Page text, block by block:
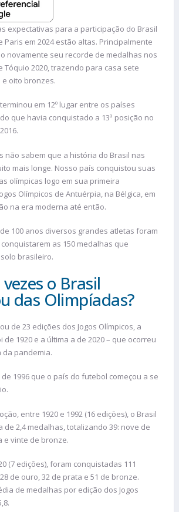
expectativas para a participação do Brasil
Paris em 2024 estão altas. Principalmente
novamente seu recorde de medalhas nos
Tóquio 2020, trazendo para casa sete
oito bronzes.
em 12º lugar entre os países
que havia conquistado a 13ª posição no
não sabem que a história do Brasil nas
mais longe. Nosso país conquistou suas
olímpicas logo em sua primeira
Olímpicos de Antuérpia, na Bélgica, em
na era moderna até então.
100 anos diversos grandes atletas foram
as 150 medalhas que
brasileiro.
o Brasil
das Olimpíadas?
de 23 edições dos Jogos Olímpicos, a
1920 e a última a de 2020 – que ocorreu
da pandemia.
1996 que o país do futebol começou a se
entre 1920 e 1992 (16 edições), o Brasil
de 2,4 medalhas, totalizando 39: nove de
e vinte de bronze.
(7 edições), foram conquistadas 111
de ouro, 32 de prata e 51 de bronze.
de medalhas por edição dos Jogos